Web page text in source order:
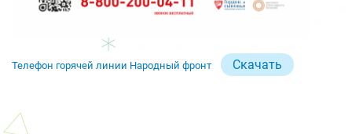
Телефон горячей линии Народный фронт Скачать